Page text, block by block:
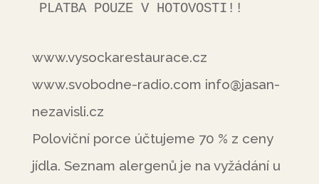
PLATBA POUZE V HOTOVOSTI!!
www.vysockarestaurace.cz
www.svobodne-radio.com info@jasan-
nezavisli.cz
Poloviční porce účtujeme 70 % z ceny
jídla. Seznam alergenů je na vyžádání u